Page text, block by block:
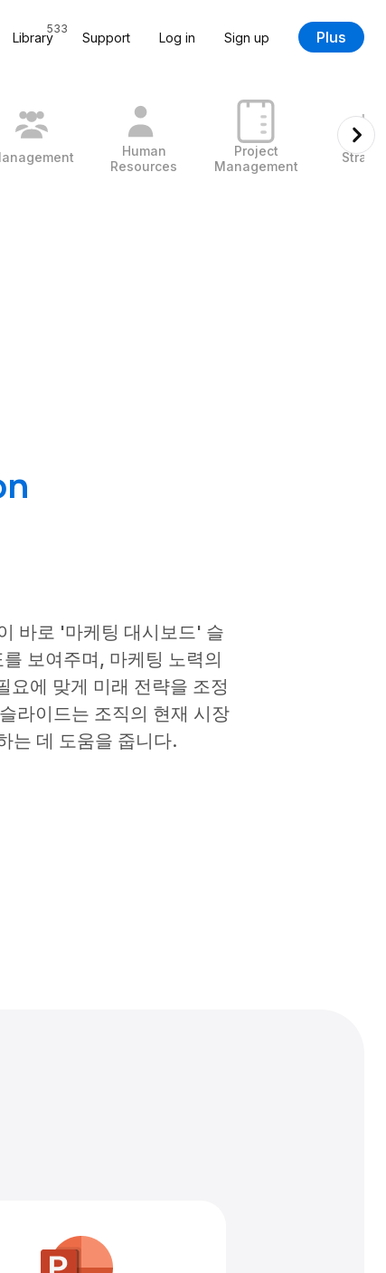
Library
533
Support Log in Sign up Plus
Human
Resources
Project
Management
바로 '마케팅 대시보드' 슬
보여주며, 마케팅 노력의
요에 맞게 미래 전략을 조정
라이드는 조직의 현재 시장
는 데 도움을 줍니다.